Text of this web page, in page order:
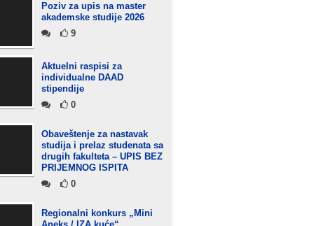
Poziv za upis na master
akademske studije 2026
9
Aktuelni raspisi za
individualne DAAD
stipendije
0
Obaveštenje za nastavak
studija i prelaz studenata sa
drugih fakulteta – UPIS BEZ
PRIJEMNOG ISPITA
0
Regionalni konkurs „Mini